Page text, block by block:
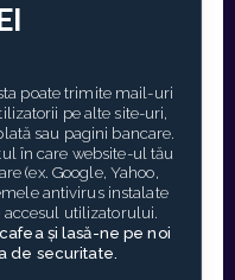
poate trimite mail-uri
pe alte site-uri,
sau pagini bancare.
în care website-ul tău
(ex. Google, Yahoo,
antivirus instalate
utilizatorului.
și lasă-ne pe noi
de securitate.